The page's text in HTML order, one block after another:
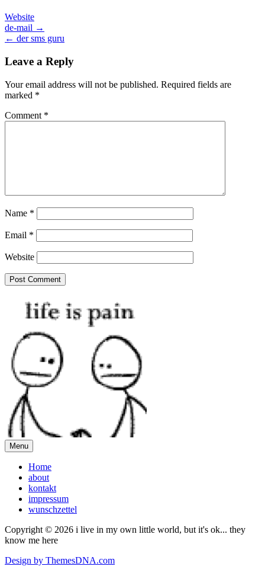
Website
Post
navigation
de-mail →
← der sms guru
Leave a Reply
Your email address will not be published. Required fields are
marked *
Comment *
Name *
Email *
Website
Menu
Home
about
kontakt
impressum
wunschzettel
Copyright © 2026 i live in my own little world, but it's ok... they
know me here
Design by ThemesDNA.com